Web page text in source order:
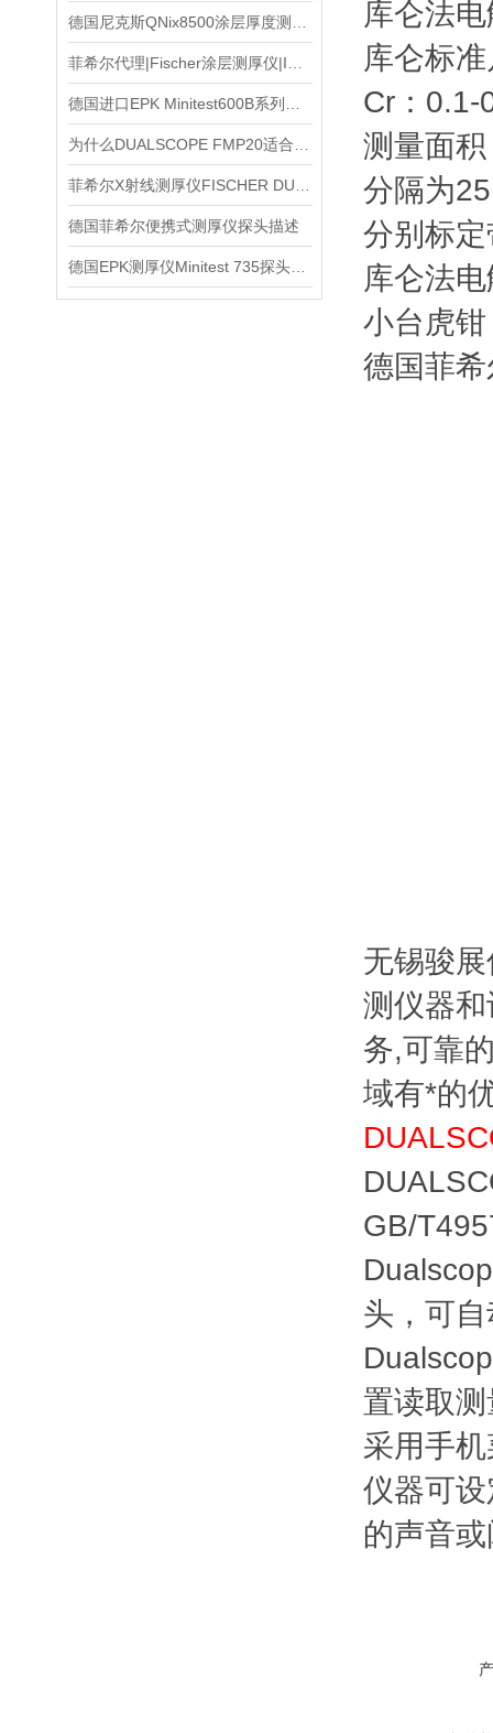
德国菲希尔便携式测厚仪探头描述
库仑法
库仑标
Cr：0.1-
测量面
分隔为
分别标
库仑法
小台虎
德国菲
无锡骏
测仪器
务,可靠
域有*的
GB/
头，可
置读取
采用手
仪器可
的声音